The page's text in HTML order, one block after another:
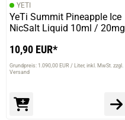
YETI
YeTi Summit Pineapple Ice
NicSalt Liquid 10ml / 20mg
10,90 EUR*
Grundpreis: 1.090,00 EUR / Liter inkl. MwSt. zzgl.
Versand